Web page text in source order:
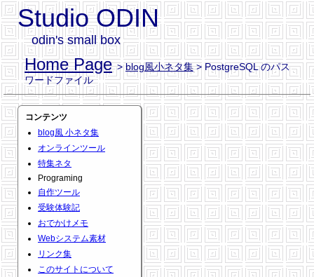
Studio ODIN
odin's small box
Home Page >blog風小ネタ集> PostgreSQL のパス
ワードファイル
コンテンツ
blog風 小ネタ集
オンラインツール
特集ネタ
Programing
自作ツール
受験体験記
おでかけメモ
Webシステム素材
リンク集
このサイトについて